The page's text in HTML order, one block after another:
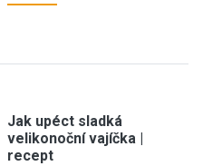
Jak upéct sladká
velikonoční vajíčka |
recept